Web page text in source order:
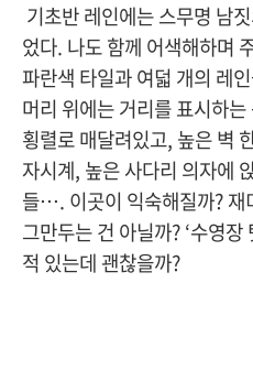
기초반 레인에는 스무명 남
었다. 나도 함께 어색해하며
파란색 타일과 여덟 개의 레
머리 위에는 거리를 표시하
횡렬로 매달려있고, 높은 벽
자시계, 높은 사다리 의자에
들…. 이곳이 익숙해질까? 재
그만두는 건 아닐까? ‘수영
적 있는데 괜찮을까?